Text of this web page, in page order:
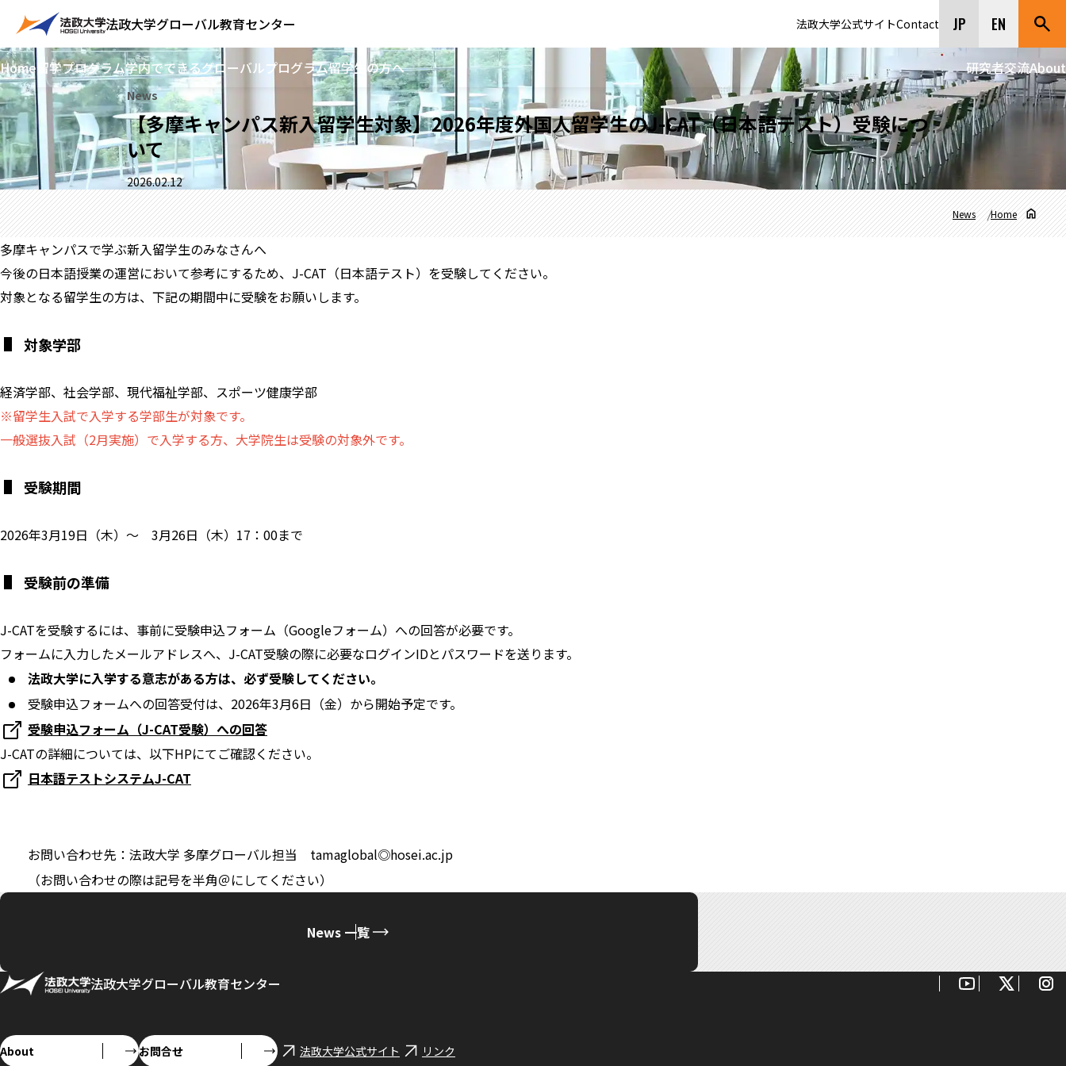
法政大学グローバル教育センター 法政大学公式サイトContact JP EN
Home留学プログラム学内でできるグローバルプログラム留学生の方へ 研究者交流About
News
【多摩キャンパス新入留学生対象】2026年度外国人留学生のJ-CAT（日本語テスト）受験につ
いて
2026.02.12
Home
News
多摩キャンパスで学ぶ新入留学生のみなさんへ
今後の日本語授業の運営において参考にするため、J-CAT（日本語テスト）を受験してください。
対象となる留学生の方は、下記の期間中に受験をお願いします。
対象学部
経済学部、社会学部、現代福祉学部、スポーツ健康学部​​​​​​
※留学生入試で入学する学部生が対象です。
一般選抜入試（2月実施）で入学する方、大学院生は受験の対象外です。
受験期間
2026年3月19日（木）～ 3月26日（木）17：00まで
受験前の準備
J-CATを受験するには、事前に受験申込フォーム（Googleフォーム）への回答が必要です。
フォームに入力したメールアドレスへ、J-CAT受験の際に必要なログインIDとパスワードを送ります。
法政大学に入学する意志がある方は、必ず受験してください。
受験申込フォームへの回答受付は、2026年3月6日（金）から開始予定です。
受験申込フォーム（J-CAT受験）への回答
J-CATの詳細については、以下HPにてご確認ください。
日本語テストシステムJ-CAT
お問い合わせ先：法政大学 多摩グローバル担当 tamaglobal◎hosei.ac.jp
（お問い合わせの際は記号を半角＠にしてください）
News 一覧
法政大学グローバル教育センター
About お問合せ 法政大学公式サイト リンク